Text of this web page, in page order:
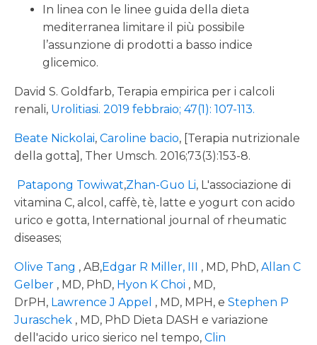
In linea con le linee guida della dieta
mediterranea limitare il più possibile
l’assunzione di prodotti a basso indice
glicemico.
David S. Goldfarb, Terapia empirica per i calcoli
renali, Urolitiasi. 2019 febbraio; 47(1): 107-113.
Beate Nickolai, Caroline bacio, [Terapia nutrizionale
della gotta], Ther Umsch. 2016;73(3):153-8.
Patapong Towiwat,Zhan-Guo Li, L'associazione di
vitamina C, alcol, caffè, tè, latte e yogurt con acido
urico e gotta, International journal of rheumatic
diseases;
Olive Tang , AB,Edgar R Miller, III , MD, PhD, Allan C
Gelber , MD, PhD, Hyon K Choi , MD,
DrPH, Lawrence J Appel , MD, MPH, e Stephen P
Juraschek , MD, PhD Dieta DASH e variazione
dell'acido urico sierico nel tempo, Clin